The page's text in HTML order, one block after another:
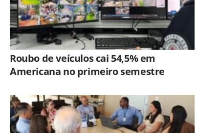
Roubo de veículos cai 54,5% em
Americana no primeiro semestre